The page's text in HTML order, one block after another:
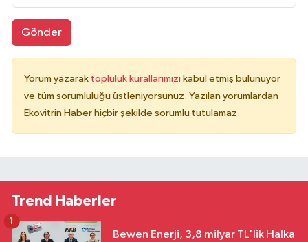
Gönder
Yorum yazarak topluluk kurallarımızı kabul etmiş bulunuyor
ve tüm sorumluluğu üstleniyorsunuz. Yazılan yorumlardan
Ekovitrin Haber hiçbir şekilde sorumlu tutulamaz.
Trend Haberler
Bewen Enerji, 3,8 milyar TL'lik Halka
1